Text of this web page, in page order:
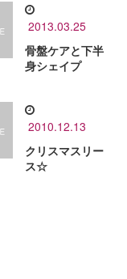
2013.03.25
骨盤ケアと下半
身シェイプ
2010.12.13
クリスマスリー
ス☆